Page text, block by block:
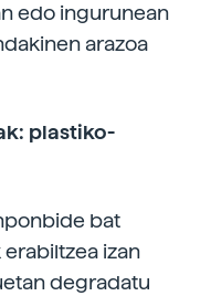
edo ingurunean
arazoa
plastiko-
bat
izan
degradatu